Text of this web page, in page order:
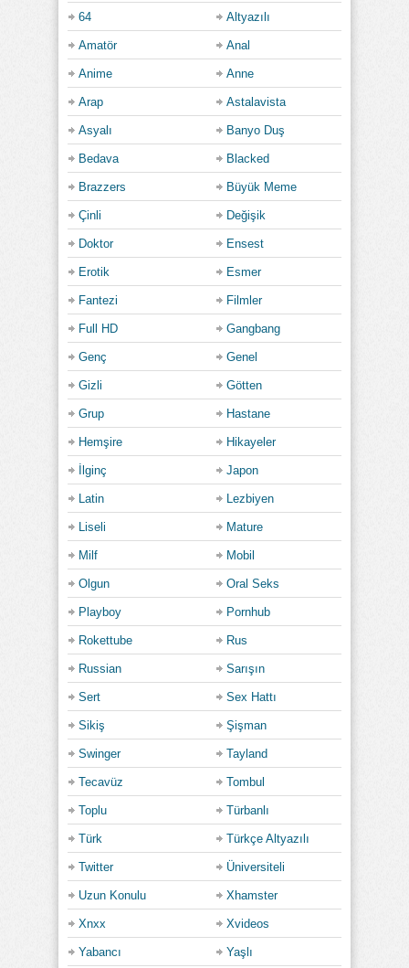
64 Altyazılı
Amatör Anal
Anime Anne
Arap Astalavista
Asyalı Banyo Duş
Bedava Blacked
Brazzers Büyük Meme
Çinli Değişik
Doktor Ensest
Erotik Esmer
Fantezi Filmler
Full HD Gangbang
Genç Genel
Gizli Götten
Grup Hastane
Hemşire Hikayeler
İlginç Japon
Latin Lezbiyen
Liseli Mature
Milf Mobil
Olgun Oral Seks
Playboy Pornhub
Rokettube Rus
Russian Sarışın
Sert Sex Hattı
Sikiş Şişman
Swinger Tayland
Tecavüz Tombul
Toplu Türbanlı
Türk Türkçe Altyazılı
Twitter Üniversiteli
Uzun Konulu Xhamster
Xnxx Xvideos
Yabancı Yaşlı